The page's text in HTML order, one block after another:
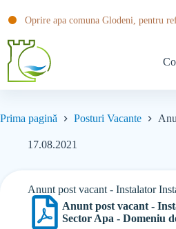
Prima pagină Posturi Vacante
17.08.2021
Anunt post vacant - Instalator
Anunt post vacant -
Sector Apa - Domeniu